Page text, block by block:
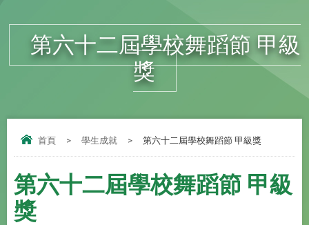
第六十二屆學校舞蹈節 甲級
獎
首頁 > 學生成就 > 第六十二屆學校舞蹈節 甲級獎
第六十二屆學校舞蹈節 甲級
獎